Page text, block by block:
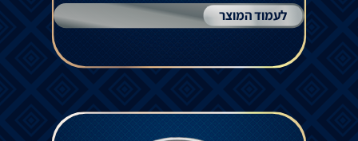
לעמוד המוצר